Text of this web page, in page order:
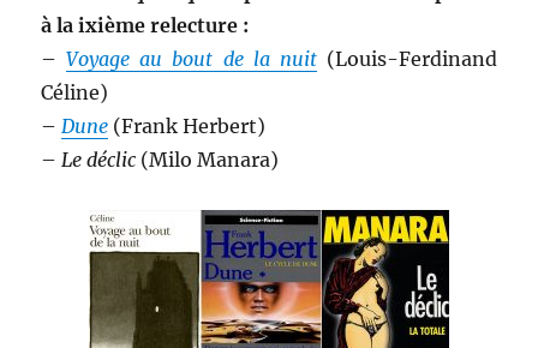
à la ixième relecture :
–Voyage au bout de la nuit(Louis-Ferdinand
Céline)
– Dune (Frank Herbert)
– Le déclic (Milo Manara)